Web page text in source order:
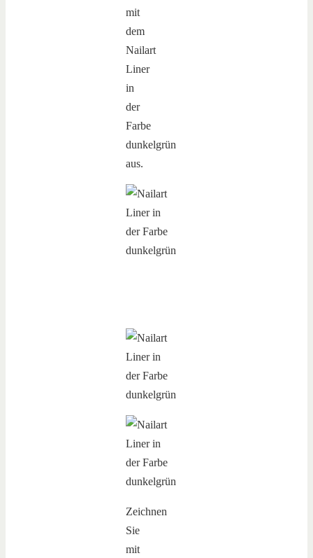
mit
dem
Nailart
Liner
in
der
Farbe
dunkelgrün
aus.
Zeichnen
Sie
mit